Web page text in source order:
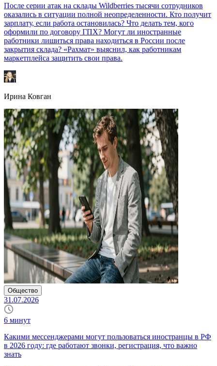
После серии атак на склады Wildberries тысячи сотрудников
оказались в ситуации полной неопределенности. Кто получит
зарплату, если работа остановилась? Что делать тем, кого
оформили по договору ГПХ? Могут ли иностранные
работники лишиться права находиться в России после
закрытия склада? «Рахмат» выяснил, как работникам
маркетплейса защитить свои права.
Ирина Ковган
Общество
31.07.2026
6 минут
Какими мессенджерами могут пользоваться иностранцы в РФ
в 2026 году: где работают звонки, регистрация, что важно
знать